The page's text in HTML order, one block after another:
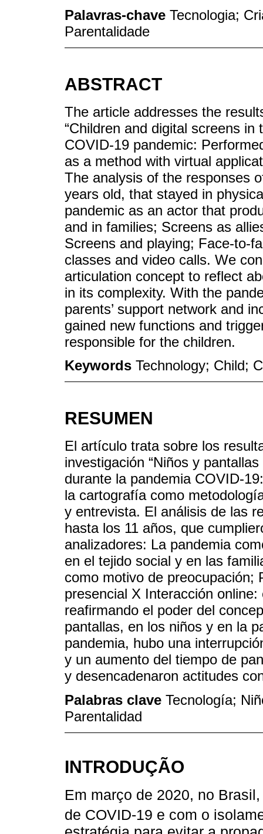
Palavras-chave Tecnologia;
Parentalidade
ABSTRACT
The article addresses the
“Children and digital screens
COVID-19 pandemic:
as a method with virtual
The analysis of the responses
years old, that stayed in
pandemic as an actor that
and in families; Screens as
Screens and playing; Face-to-
classes and video calls. We
articulation concept to reflect
in its complexity. With the
parents’ support network and
gained new functions and
responsible for the children.
Keywords Technology; Child;
RESUMEN
El artículo trata sobre los
investigación “Niños y
durante la pandemia COVID-
la cartografía como
y entrevista. El análisis de las
hasta los 11 años, que
analizadores: La pandemia
en el tejido social y en las
como motivo de preocupación;
presencial X Interacción
reafirmando el poder del
pantallas, en los niños y en la
pandemia, hubo una
y un aumento del tiempo de
y desencadenaron actitudes
Palabras clave Tecnología;
Parentalidad
INTRODUÇÃO
Em março de 2020, no
de COVID-19 e com o